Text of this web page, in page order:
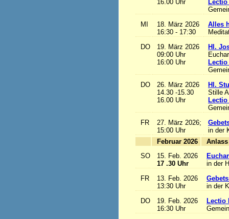
16.00 Uhr
MI
18. März 2026
16:30 - 17:30
Alles
DO
19. März 2026
09:00 Uhr
16:00 Uhr
Hl.
DO
26. März 2026
14.30 -15.30
16.00 Uhr
Hl.
Stille
FR
27. März 2026;
15:00 Uhr
in der
Februar 2026
SO
15. Feb. 2026
17 .30 Uhr
in der
FR
13. Feb. 2026
13:30 Uhr
in der
DO
19. Feb. 2026
16:30 Uhr
Lectio